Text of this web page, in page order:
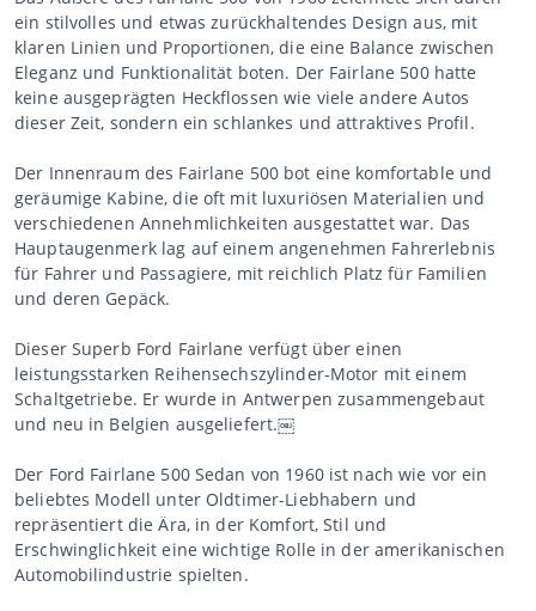
ein stilvolles und etwas zurückhaltendes Design aus, mit
klaren Linien und Proportionen, die eine Balance zwischen
Eleganz und Funktionalität boten. Der Fairlane 500 hatte
keine ausgeprägten Heckflossen wie viele andere Autos
dieser Zeit, sondern ein schlankes und attraktives Profil.
Der Innenraum des Fairlane 500 bot eine komfortable und
geräumige Kabine, die oft mit luxuriösen Materialien und
verschiedenen Annehmlichkeiten ausgestattet war. Das
Hauptaugenmerk lag auf einem angenehmen Fahrerlebnis
für Fahrer und Passagiere, mit reichlich Platz für Familien
und deren Gepäck.
Dieser Superb Ford Fairlane verfügt über einen
leistungsstarken Reihensechszylinder-Motor mit einem
Schaltgetriebe. Er wurde in Antwerpen zusammengebaut
und neu in Belgien ausgeliefert.￼
Der Ford Fairlane 500 Sedan von 1960 ist nach wie vor ein
beliebtes Modell unter Oldtimer-Liebhabern und
repräsentiert die Ära, in der Komfort, Stil und
Erschwinglichkeit eine wichtige Rolle in der amerikanischen
Automobilindustrie spielten.